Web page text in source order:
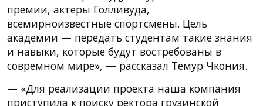
премии, актеры Голливуда,
всемирноизвестные спортсмены. Цель
академии — передать студентам такие знания
и навыки, которые будут востребованы в
совремном мире», — рассказал Темур Чкония.
— «Для реализации проекта наша компания
приступила к поиску ректора грузинской